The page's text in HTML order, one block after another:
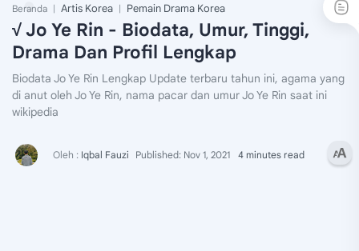
Beranda Artis Korea Pemain Drama Korea
√ Jo Ye Rin - Biodata, Umur, Tinggi,
Drama Dan Profil Lengkap
Biodata Jo Ye Rin Lengkap Update terbaru tahun ini, agama yang
di anut oleh Jo Ye Rin, nama pacar dan umur Jo Ye Rin saat ini
wikipedia
4 minutes read